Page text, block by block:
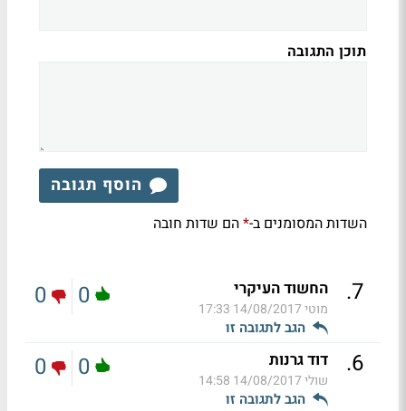
תוכן התגובה
הוסף תגובה
השדות המסומנים ב-*הם שדות חובה
7
. החשוד העיקרי
מוטי14/08/2017 17:33
הגב לתגובה זו
0
0
6
. דוד גרנות
שולי14/08/2017 14:58
הגב לתגובה זו
0
0